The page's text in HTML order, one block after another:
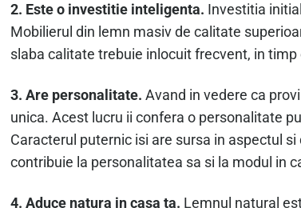
2. Este o investitie inteligenta. Investitia
Mobilierul din lemn masiv de calitate
slaba calitate trebuie inlocuit frecvent, in
3. Are personalitate. Avand in vedere ca
unica. Acest lucru ii confera o personalitate
Caracterul puternic isi are sursa in aspectul
contribuie la personalitatea sa si la modul in
4. Aduce natura in casa ta. Lemnul natural